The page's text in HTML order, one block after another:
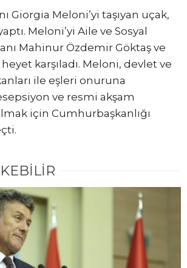
Giorgia Meloni’yi taşıyan uçak,
Meloni’yi Aile ve Sosyal
Mahinur Özdemir Göktaş ve
karşıladı. Meloni, devlet ve
ile eşleri onuruna
ve resmi akşam
için Cumhurbaşkanlığı